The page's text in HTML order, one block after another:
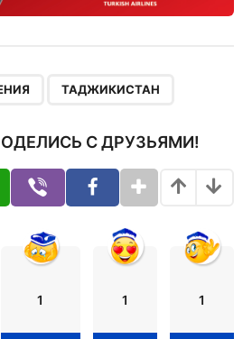
ТАДЖИКИСТАН
С ДРУЗЬЯМИ!
1 1 1